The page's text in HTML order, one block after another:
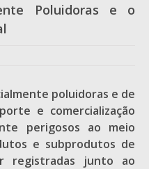
Poluidoras e o
poluidoras e de
e comercialização
perigosos ao meio
e subprodutos de
registradas junto ao